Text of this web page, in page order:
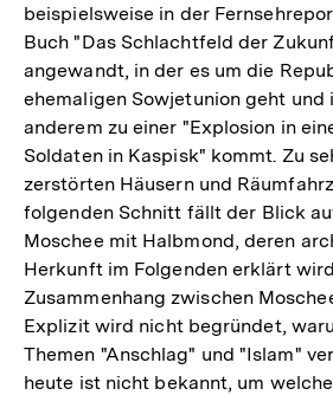
beispielsweise in der
Buch "Das Schlachtfeld der
angewandt, in der es um die
ehemaligen Sowjetunion geht und
anderem zu einer "Explosion in
Soldaten in Kaspisk" kommt. Zu
zerstörten Häusern und
folgenden Schnitt fällt der Blick
Moschee mit Halbmond, deren
Herkunft im Folgenden erklärt
Zusammenhang zwischen
Explizit wird nicht begründet,
Themen "Anschlag" und "Islam"
heute ist nicht bekannt, um